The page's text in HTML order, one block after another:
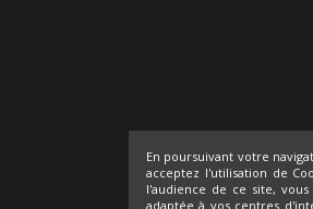
En poursuivant votre
acceptez l'utilisation de
l'audience de ce site,
adaptée à vos centres